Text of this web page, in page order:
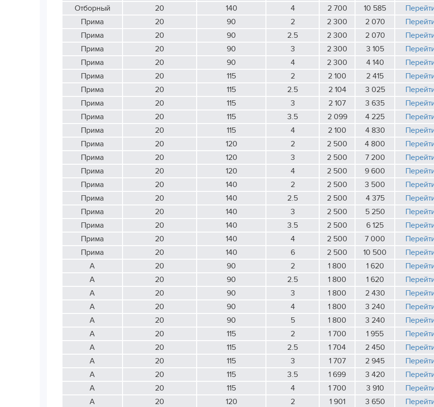
Отборный
20 140 4 2 700 10 585
Прима
20 90 2 2 300 2 070
Прима
20 90 2.5 2 300 2 070
Прима
20 90 3 2 300 3 105
Прима
20 90 4 2 300 4 140
Прима
20 115 2 2 100 2 415
Прима
20 115 2.5 2 104 3 025
Прима
20 115 3 2 107 3 635
Прима
20 115 3.5 2 099 4 225
Прима
20 115 4 2 100 4 830
Прима
20 120 2 2 500 4 800
Прима
20 120 3 2 500 7 200
Прима
20 120 4 2 500 9 600
Прима
20 140 2 2 500 3 500
Прима
20 140 2.5 2 500 4 375
Прима
20 140 3 2 500 5 250
Прима
20 140 3.5 2 500 6 125
Прима
20 140 4 2 500 7 000
Прима
20 140 6 2 500 10 500
А
20 90 2 1 800 1 620
А
20 90 2.5 1 800 1 620
А
20 90 3 1 800 2 430
А
20 90 4 1 800 3 240
А
20 90 5 1 800 3 240
А
20 115 2 1 700 1 955
А
20 115 2.5 1 704 2 450
А
20 115 3 1 707 2 945
А
20 115 3.5 1 699 3 420
А
20 115 4 1 700 3 910
А
20 120 2 1 901 3 650